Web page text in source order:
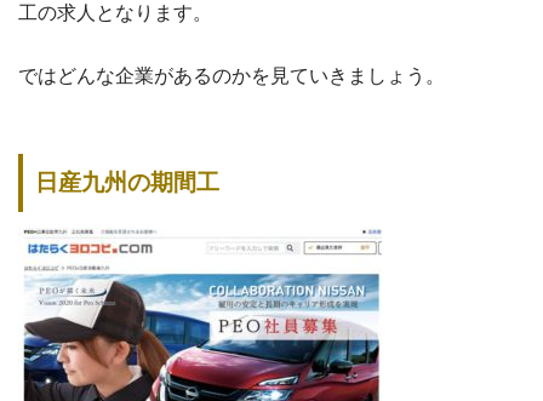
工の求人となります。
ではどんな企業があるのかを見ていきましょう。
日産九州の期間工